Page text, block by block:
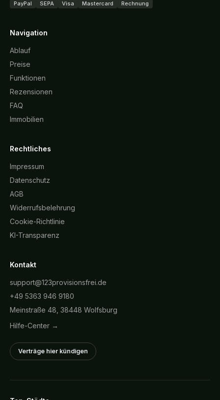
PayPal SEPA Visa Mastercard Rechnung
Navigation
Ablauf
Preise
Funktionen
Rezensionen
FAQ
Immobilien
Rechtliches
Impressum
Datenschutz
AGB
Widerrufsbelehrung
Cookie-Richtlinie
KI-Transparenz
Kontakt
support@123provisionsfrei.de
+49 5363 946 9180
Meinstraße 48, 38448 Wolfsburg
Hilfe-Center →
Verträge hier kündigen